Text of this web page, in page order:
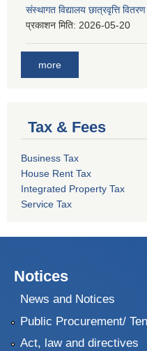
संस्थागत विद्यालय छात्रवृत्ति
प्रकाशन मिति: 2026-05-20
more
Tax & Fees
Business Tax
House Rent Tax
Integrated Property Tax
Service Tax
Notices
News and Notices
Public Procurement/
Act, law and directives